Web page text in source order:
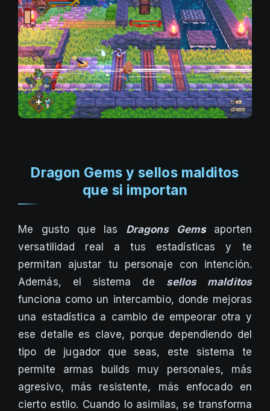
Dragon Gems y sellos malditos
que si importan
Me gusto que las Dragons Gemsaporten
versatilidad real a tus estadísticas y te
permitan ajustar tu personaje con intención.
Además, el sistema de sellos malditos
funciona como un intercambio, donde mejoras
una estadística a cambio de empeorar otra y
ese detalle es clave, porque dependiendo del
tipo de jugador que seas, este sistema te
permite armas builds muy personales, más
agresivo, más resistente, más enfocado en
cierto estilo. Cuando lo asimilas, se transforma